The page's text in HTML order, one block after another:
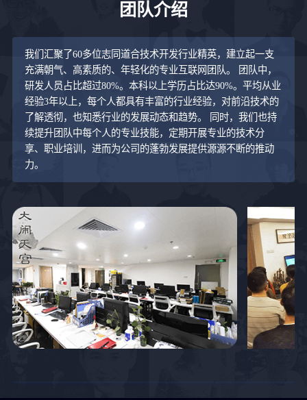
团队介绍
我们汇聚了60多位志同道合技术开发行业精英，建立起一支
充满朝气、高素质的、年轻化的专业互联网团队。 团队中，
研发人员占比超过80%。本科以上学历占比达90%。平均从业
经验3年以上，每个人都具有丰富的行业经验，对前沿技术的
了解透彻，也知悉行业的发展动态和趋势。 同时，我们也持
续提升团队中每个人的专业技能，定期开展专业的技术分
享、职业培训，进而为公司的蓬勃发展提供源源不断的推动
力。